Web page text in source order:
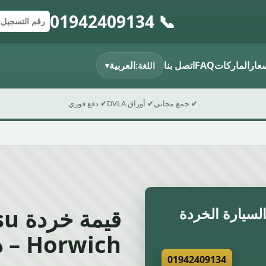
📞 01942409134 رقم التسجيل
الرمز البريدي
إرسال النموذج
الماركاتFAQاتصل بنا اللغة:العربية▾
✔ جمع مجاني✔ أوراق DVLA ✔ دفع فوري
الخردة
01942409134
Horwich – دليل 2026